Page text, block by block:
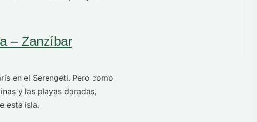
– Zanzíbar
en el Serengeti. Pero como
y las playas doradas,
esta isla.